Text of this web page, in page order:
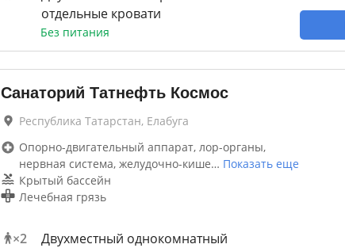
отдельные кровати
Без питания
Санаторий Татнефть Космос
Республика Татарстан, Елабуга
Опорно-двигательный аппарат, лор-органы,
нервная система, желудочно-кише… Показать еще
Крытый бассейн
Лечебная грязь
×2
Двухместный однокомнатный